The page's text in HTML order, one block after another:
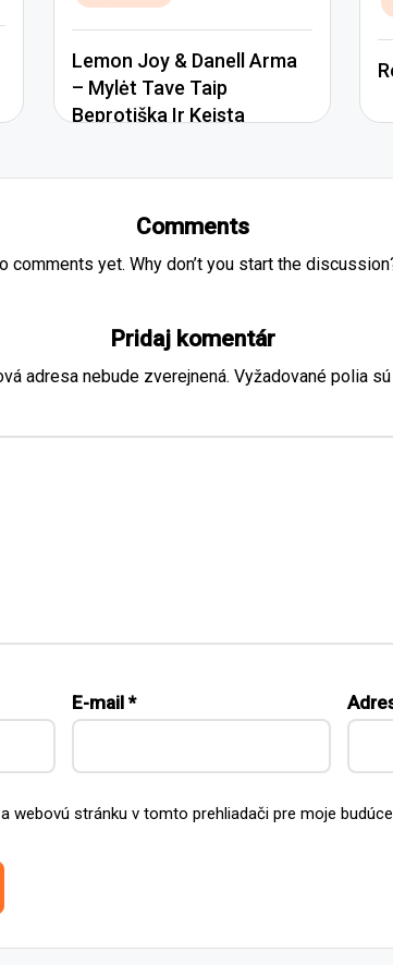
Lemon Joy & Danell Arma
– Mylėt Tave Taip
Beprotiška Ir Keista
Comments
comments yet. Why don’t you start the
Pridaj komentár
adresa nebude zverejnená. Vyžadované polia
E-mail *
webovú stránku v tomto prehliadači pre moje